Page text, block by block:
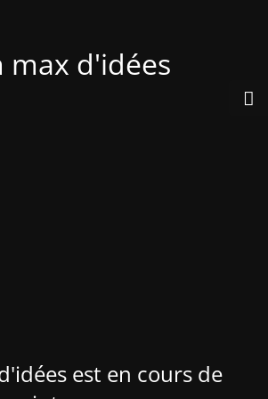
max d'idées
est en cours de